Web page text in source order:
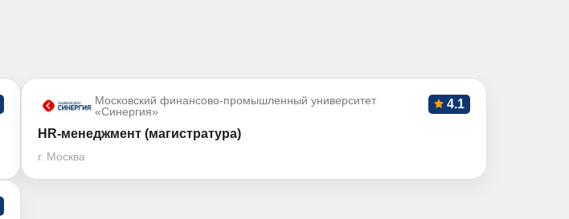
Московский финансово-промышленный университет
«Синергия»
4.1
HR-менеджмент (магистратура)
г. Москва